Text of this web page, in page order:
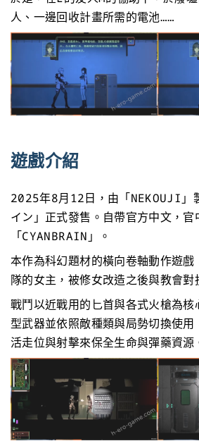
人、一邊回收計畫所需的電池……
遊戲介紹
2025年8月12日，由「NEKOUJI」
イン」正式發售。自帶官方中文，官
「CYANBRAIN」。
本作為科幻題材的橫向卷軸動作遊
隊的女主，被修女改造之後與教會對
戰鬥以近戰用的匕首與各式火槍為
型武器並依照敵種類與局勢切換使
活走位與射擊來保全生命與彈藥資源